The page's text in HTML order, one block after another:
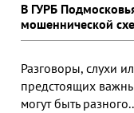
В ГУРБ
мошеннической
Разговоры, слухи
предстоящих
могут быть